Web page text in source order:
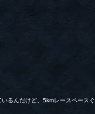
るんだけど、5kmレースペースぐ